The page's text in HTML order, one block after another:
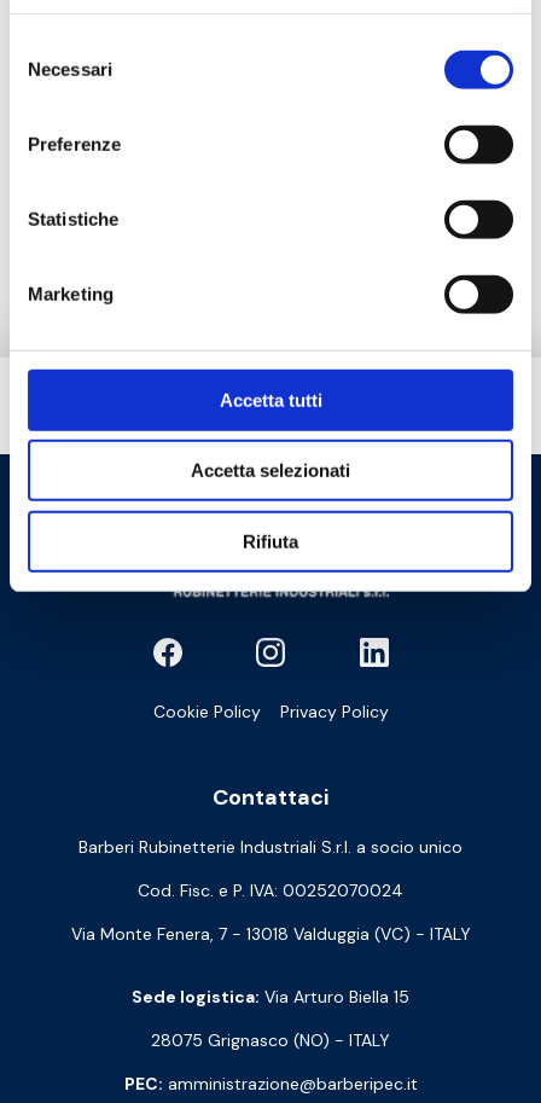
delNecessari
Preferenze
Statistiche
Marketing
Accetta tutti
Accetta selezionati
Rifiuta
Descrizione
Documentazione
Hai bisogno di aiuto?
Cookie Policy Privacy Policy
Contattaci
Barberi Rubinetterie Industriali S.r.l. a socio unico
Cod. Fisc. e P. IVA: 00252070024
Via Monte Fenera, 7 - 13018 Valduggia (VC) - ITALY
Sede logistica: Via Arturo Biella 15
28075 Grignasco (NO) - ITALY
PEC: amministrazione@barberipec.it